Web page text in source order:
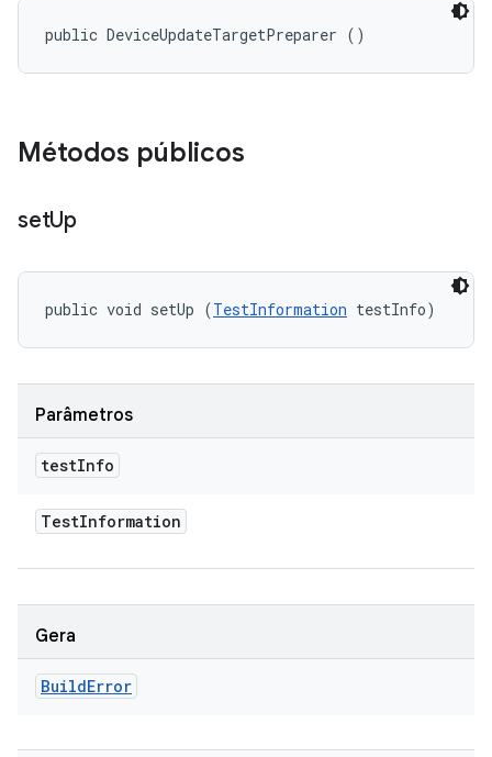
public DeviceUpdateTargetPreparer ()
Métodos públicos
setUp
public void setUp (TestInformation testInfo)
Parâmetros
testInfo
TestInformation
Gera
BuildError